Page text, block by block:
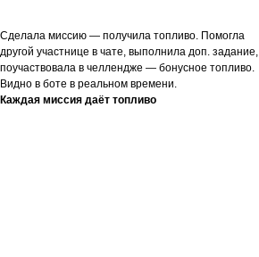
Сделала миссию — получила топливо. Помогла
другой участнице в чате, выполнила доп. задание,
поучаствовала в челлендже — бонусное топливо.
Видно в боте в реальном времени.
Каждая миссия даёт топливо